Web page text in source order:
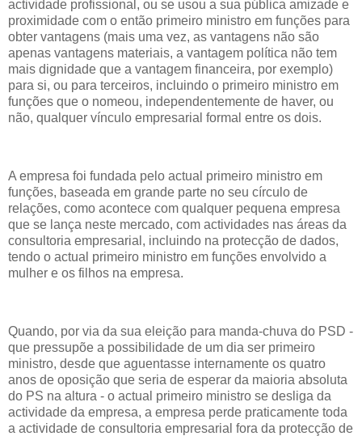
actividade profissional, ou se usou a sua pública amizade e
proximidade com o então primeiro ministro em funções para
obter vantagens (mais uma vez, as vantagens não são
apenas vantagens materiais, a vantagem política não tem
mais dignidade que a vantagem financeira, por exemplo)
para si, ou para terceiros, incluindo o primeiro ministro em
funções que o nomeou, independentemente de haver, ou
não, qualquer vínculo empresarial formal entre os dois.
A empresa foi fundada pelo actual primeiro ministro em
funções, baseada em grande parte no seu círculo de
relações, como acontece com qualquer pequena empresa
que se lança neste mercado, com actividades nas áreas da
consultoria empresarial, incluindo na protecção de dados,
tendo o actual primeiro ministro em funções envolvido a
mulher e os filhos na empresa.
Quando, por via da sua eleição para manda-chuva do PSD -
que pressupõe a possibilidade de um dia ser primeiro
ministro, desde que aguentasse internamente os quatro
anos de oposição que seria de esperar da maioria absoluta
do PS na altura - o actual primeiro ministro se desliga da
actividade da empresa, a empresa perde praticamente toda
a actividade de consultoria empresarial fora da protecção de